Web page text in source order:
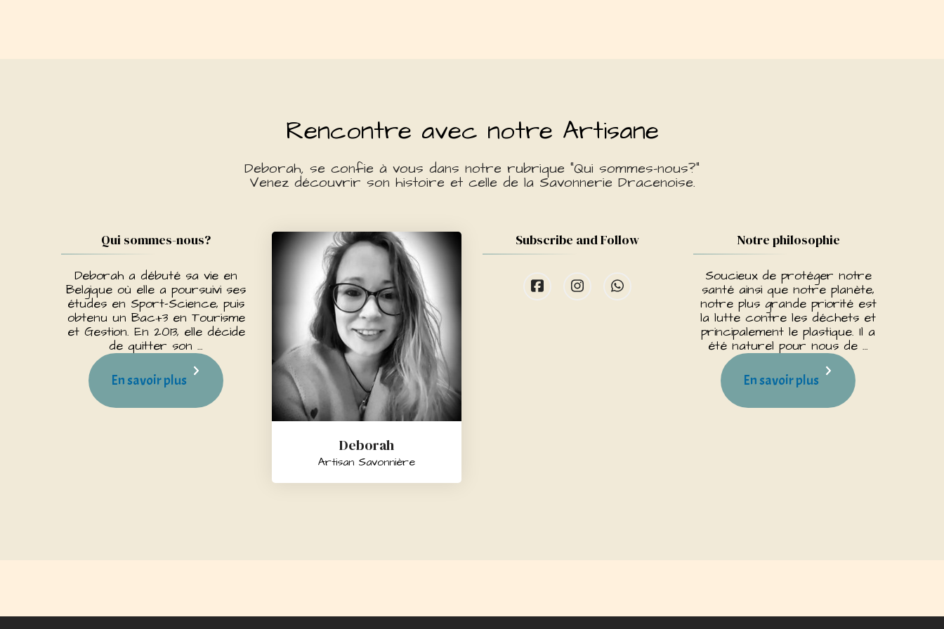
Rencontre avec notre Artisane
Deborah, se confie à vous dans notre rubrique "Qui sommes-nous?"
Venez découvrir son histoire et celle de la Savonnerie Dracenoise.
Qui sommes-nous?
Deborah a débuté sa vie en
Belgique où elle a poursuivi ses
études en Sport-Science, puis
obtenu un Bac+3 en Tourisme
et Gestion. En 2013, elle décide
de quitter son …
En savoir plus
Deborah
Artisan Savonnière
Subscribe and Follow Notre philosophie
Soucieux de protéger notre
santé ainsi que notre planète,
notre plus grande priorité est
la lutte contre les déchets et
principalement le plastique. Il a
été naturel pour nous de …
En savoir plus